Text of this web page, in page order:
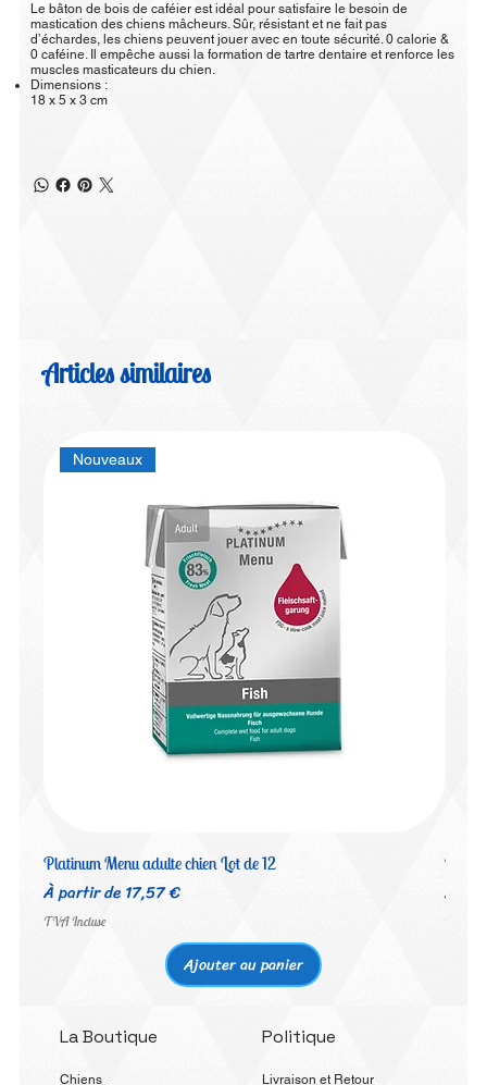
Le bâton de bois de caféier est idéal pour satisfaire le besoin de
mastication des chiens mâcheurs. Sûr, résistant et ne fait pas
d’échardes, les chiens peuvent jouer avec en toute sécurité. 0 calorie &
0 caféine. Il empêche aussi la formation de tartre dentaire et renforce les
muscles masticateurs du chien.
Dimensions :
18 x 5 x 3 cm
Articles similaires
Nouveaux
Platinum Menu adulte chien Lot de 12
À partir de17,57 €
Prix promotionnel
TVA Incluse
Ajouter au panier
À
Prix
TVA
La Boutique
Chiens
Politique
Livraison et Retour